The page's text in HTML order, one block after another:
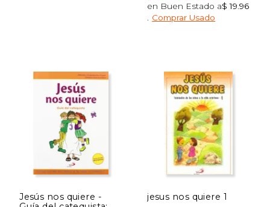
en Buen Estado a$ 19.96
Comprar Usado
Jesús nos quiere -
jesus nos quiere 1